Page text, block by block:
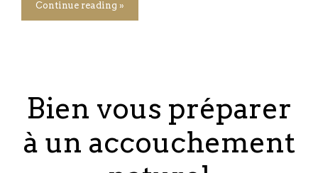
Continue reading »
Bien vous préparer
à un accouchement